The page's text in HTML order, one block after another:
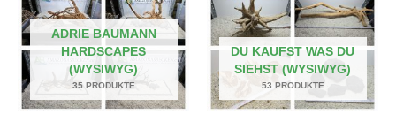
ADRIE BAUMANN
HARDSCAPES
(WYSIWYG)
35 PRODUKTE
DU KAUFST WAS DU
SIEHST (WYSIWYG)
53 PRODUKTE